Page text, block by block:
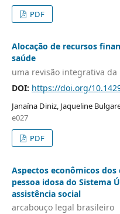
PDF
Alocação de recursos
saúde
uma revisão integrativa
DOI: https://doi.org/
Janaína Diniz, Jaqueline
e027
PDF
Aspectos econômicos
pessoa idosa do Sistema
assistência social
arcabouço legal brasileiro